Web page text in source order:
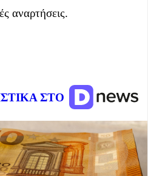
αναρτήσεις.
ΣΤΟ